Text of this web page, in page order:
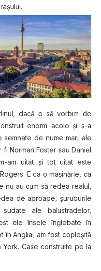
dacă e să vorbim de
enorm acolo și s-a
de nume mari ale
Norman Foster sau Daniel
am uitat și tot uitat este
E ca o mașinărie, ca
nu au cum să redea realul,
de aproape, șuruburile
ale balustradelor,
ele însele înglobate în
în Anglia, am fost copleșită
Case construite pe la